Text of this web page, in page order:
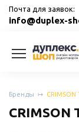
Перейти
Почта для заявок:
info@duplex-
Бренды CRIMSON
CRIMSON